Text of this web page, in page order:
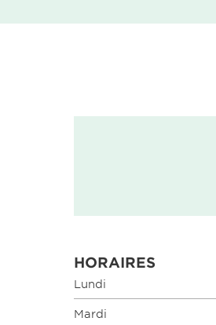
HORAIRES
Lundi
Mardi